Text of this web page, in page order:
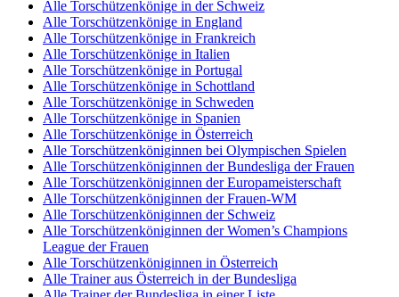
Alle Torschützenkönige in der Schweiz
Alle Torschützenkönige in England
Alle Torschützenkönige in Frankreich
Alle Torschützenkönige in Italien
Alle Torschützenkönige in Portugal
Alle Torschützenkönige in Schottland
Alle Torschützenkönige in Schweden
Alle Torschützenkönige in Spanien
Alle Torschützenkönige in Österreich
Alle Torschützenköniginnen bei Olympischen Spielen
Alle Torschützenköniginnen der Bundesliga der Frauen
Alle Torschützenköniginnen der Europameisterschaft
Alle Torschützenköniginnen der Frauen-WM
Alle Torschützenköniginnen der Schweiz
Alle Torschützenköniginnen der Women’s Champions
League der Frauen
Alle Torschützenköniginnen in Österreich
Alle Trainer aus Österreich in der Bundesliga